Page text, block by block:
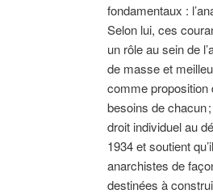
fondamentaux :
Selon lui, ces
un rôle au sein de
de masse et
comme proposition
besoins de chacun
droit individuel au
1934 et soutient
anarchistes de
destinées à